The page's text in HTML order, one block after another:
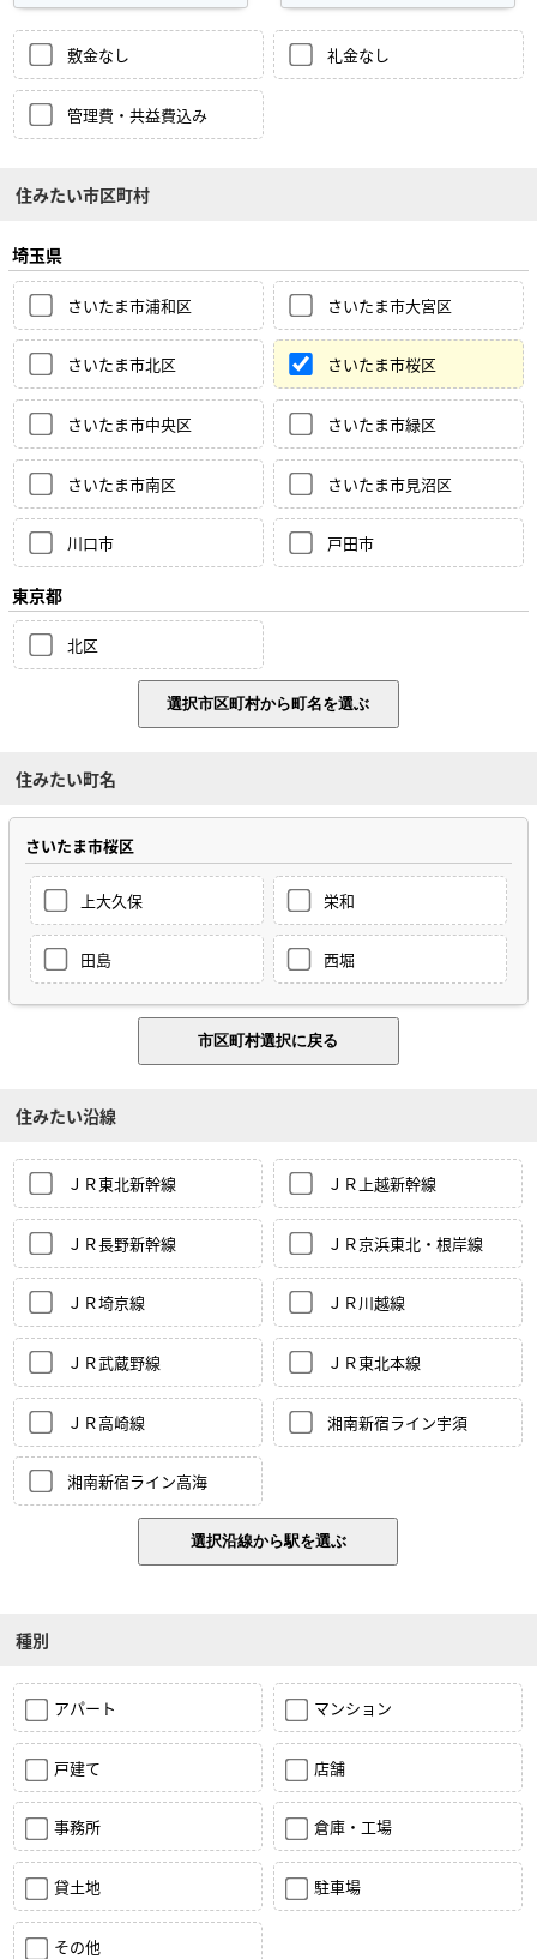
敷金なし 礼金なし
管理費・共益費込み
住みたい市区町村
埼玉県
さいたま市浦和区 さいたま市大宮区
さいたま市北区 さいたま市桜区
さいたま市中央区 さいたま市緑区
さいたま市南区 さいたま市見沼区
川口市 戸田市
東京都
北区
住みたい町名
さいたま市桜区
上大久保 栄和
田島 西堀
住みたい沿線
ＪＲ東北新幹線 ＪＲ上越新幹線
ＪＲ長野新幹線 ＪＲ京浜東北・根岸線
ＪＲ埼京線 ＪＲ川越線
ＪＲ武蔵野線 ＪＲ東北本線
ＪＲ高崎線 湘南新宿ライン宇須
湘南新宿ライン高海
種別
アパート マンション
戸建て 店舗
事務所 倉庫・工場
貸土地 駐車場
その他